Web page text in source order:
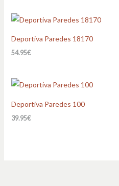
Deportiva Paredes 18170
54.95€
Deportiva Paredes 100
39.95€